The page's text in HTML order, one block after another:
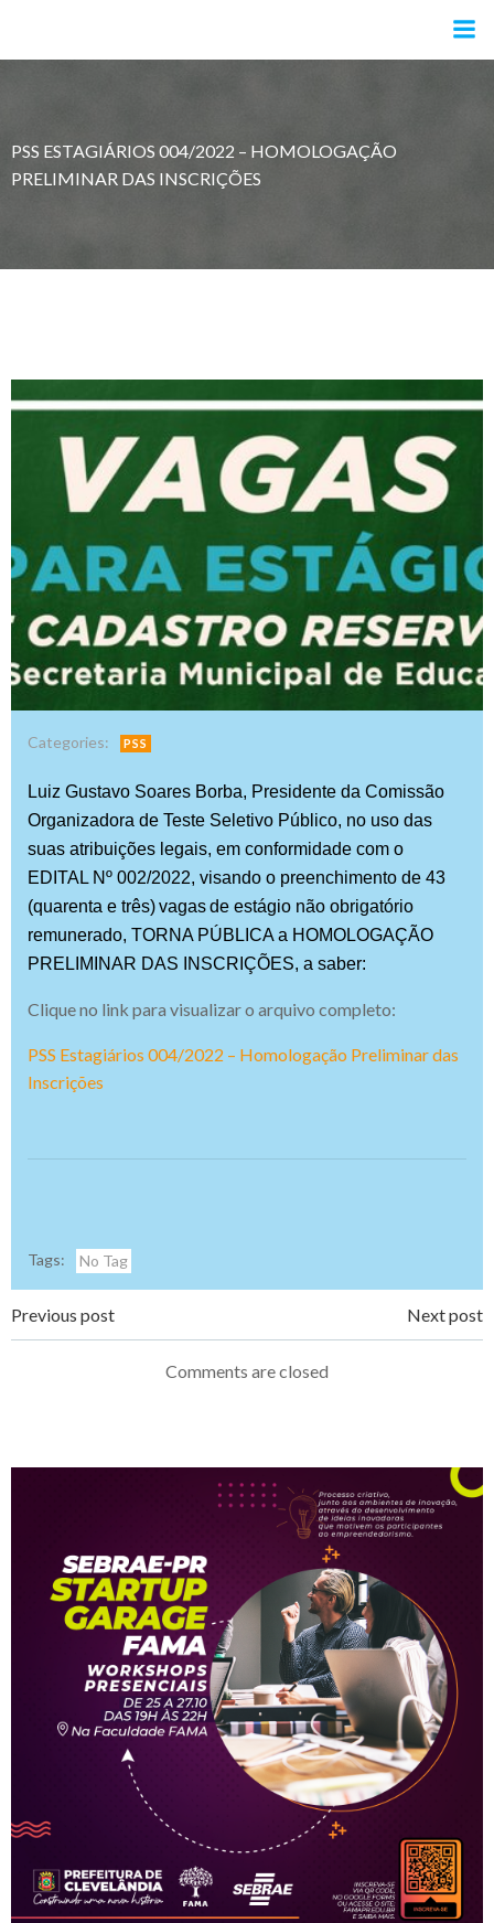
o
PSS ESTAGIÁRIOS 004/2022 – HOMOLOGAÇÃO
PRELIMINAR DAS INSCRIÇÕES
Categories: PSS
Luiz Gustavo Soares Borba, Presidente da Comissão
Organizadora de Teste Seletivo Público, no uso das
suas atribuições legais, em conformidade com o
EDITAL Nº 002/2022, visando o preenchimento de 43
(quarenta e três)vagasde estágio não obrigatório
remunerado, TORNA PÚBLICAa HOMOLOGAÇÃO
PRELIMINAR DAS INSCRIÇÕES, a saber:
Clique no link para visualizar o arquivo completo:
PSS Estagiários 004/2022 – Homologação Preliminar das
Inscrições
Tags: No Tag
Navegação
Previous post
Navegação
de
Next post
Comments are closed